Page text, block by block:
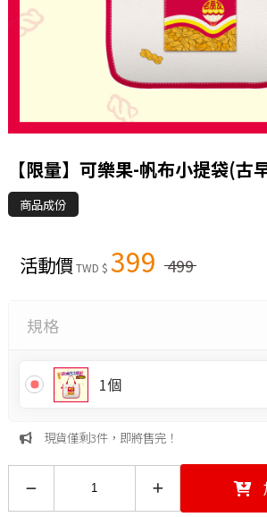
【限量】可樂果-帆布小提袋(古
商品成份
活動價TWD $ 399 499
規格
1個
現貨僅剩3件，即將售完！